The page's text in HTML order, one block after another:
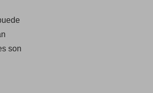
son